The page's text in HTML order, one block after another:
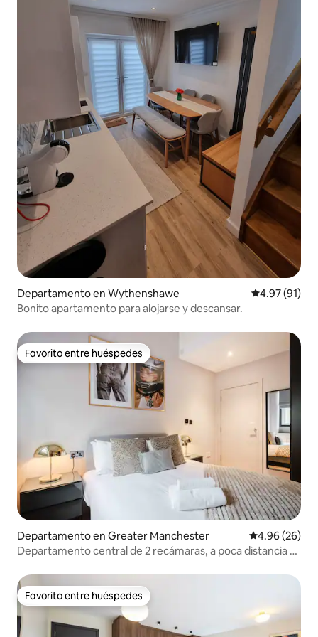
Departamento en Wythenshawe Calificación
4.97 (91)
Bonito apartamento para alojarse y descansar.
Favorito entre huéspedes
Favorito entre huéspedes
Departamento en Greater Manchester Calificación
4.96 (26)
Departamento central de 2 recámaras, a poca distancia a
Favorito entre huéspedes
Favorito entre huéspedes